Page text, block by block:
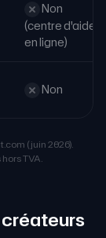
Non
(centre d'aide
en ligne)
Non
(juin 2026).
TVA.